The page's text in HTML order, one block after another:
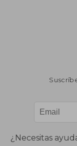
¿Necesitas